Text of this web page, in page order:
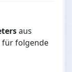
aus
für folgende